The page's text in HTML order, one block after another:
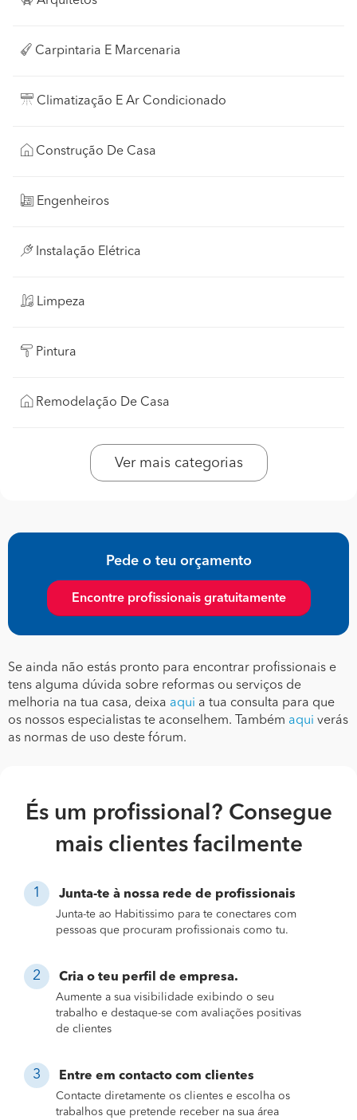
Carpintaria E Marcenaria
Climatização E Ar Condicionado
Construção De Casa
Engenheiros
Instalação Elétrica
Limpeza
Pintura
Remodelação De Casa
Ver mais categorias
Pede o teu orçamento
Encontre profissionais gratuitamente
Se ainda não estás pronto para encontrar profissionais e
tens alguma dúvida sobre reformas ou serviços de
melhoria na tua casa, deixa aqui a tua consulta para que
os nossos especialistas te aconselhem. Também aqui verás
as normas de uso deste fórum.
És um profissional? Consegue
mais clientes facilmente
Junta-te à nossa rede de profissionais
Junta-te ao Habitissimo para te conectares com
pessoas que procuram profissionais como tu.
Cria o teu perfil de empresa.
Aumente a sua visibilidade exibindo o seu
trabalho e destaque-se com avaliações positivas
de clientes
Entre em contacto com clientes
Contacte diretamente os clientes e escolha os
trabalhos que pretende receber na sua área